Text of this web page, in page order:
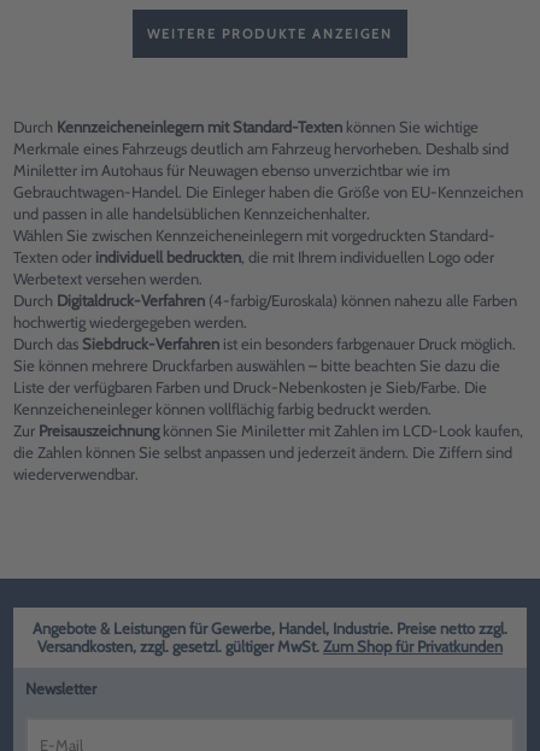
WEITERE PRODUKTE ANZEIGEN
Durch Kennzeicheneinlegern mit Standard-Texten können Sie wichtige
Merkmale eines Fahrzeugs deutlich am Fahrzeug hervorheben. Deshalb sind
Miniletter im Autohaus für Neuwagen ebenso unverzichtbar wie im
Gebrauchtwagen-Handel. Die Einleger haben die Größe von EU-Kennzeichen
und passen in alle handelsüblichen Kennzeichenhalter.
Wählen Sie zwischen Kennzeicheneinlegern mit vorgedruckten Standard-
Texten oder individuell bedruckten, die mit Ihrem individuellen Logo oder
Werbetext versehen werden.
Durch Digitaldruck-Verfahren (4-farbig/Euroskala) können nahezu alle Farben
hochwertig wiedergegeben werden.
Durch das Siebdruck-Verfahren ist ein besonders farbgenauer Druck möglich.
Sie können mehrere Druckfarben auswählen – bitte beachten Sie dazu die
Liste der verfügbaren Farben und Druck-Nebenkosten je Sieb/Farbe. Die
Kennzeicheneinleger können vollflächig farbig bedruckt werden.
Zur Preisauszeichnungkönnen Sie Miniletter mit Zahlen im LCD-Look kaufen,
die Zahlen können Sie selbst anpassen und jederzeit ändern. Die Ziffern sind
wiederverwendbar.
Angebote & Leistungen für Gewerbe, Handel, Industrie. Preise netto zzgl.
Versandkosten, zzgl. gesetzl. gültiger MwSt. Zum Shop für Privatkunden
Newsletter